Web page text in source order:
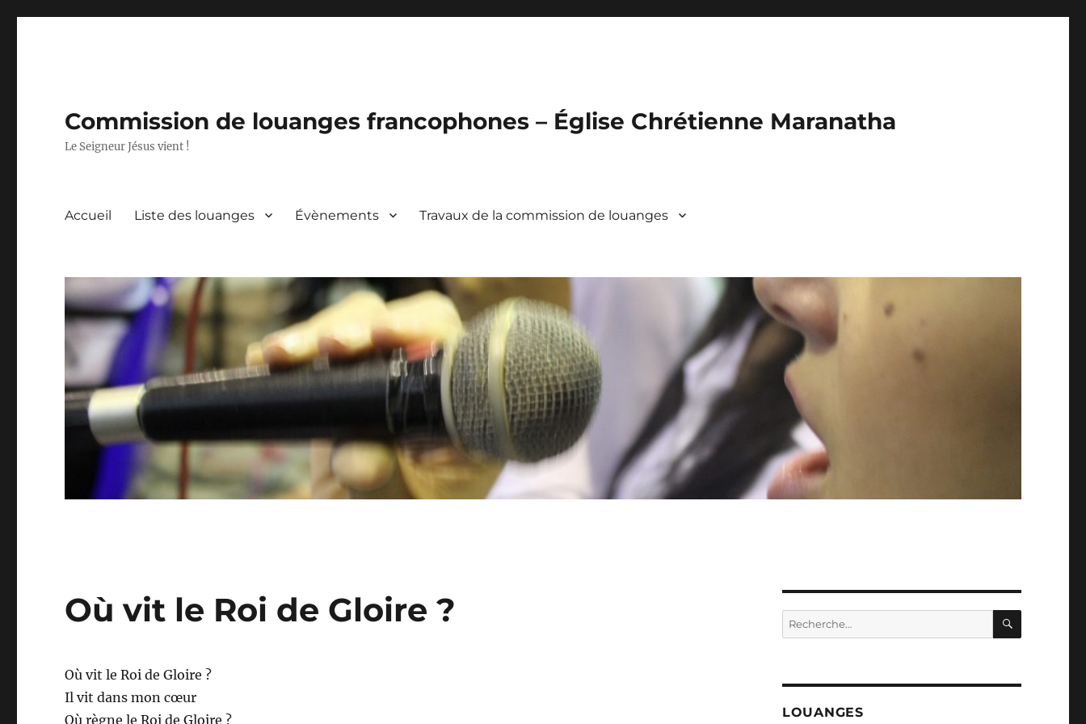
Commission de louanges francophones – Église Chrétienne Maranatha
Le Seigneur Jésus vient !
Accueil Liste des louanges Évènements Travaux de la commission de louanges
Où vit le Roi de Gloire ?
Où vit le Roi de Gloire ?
Il vit dans mon cœur
Où règne le Roi de Gloire ?
Recherche
pour :
LOUANGES